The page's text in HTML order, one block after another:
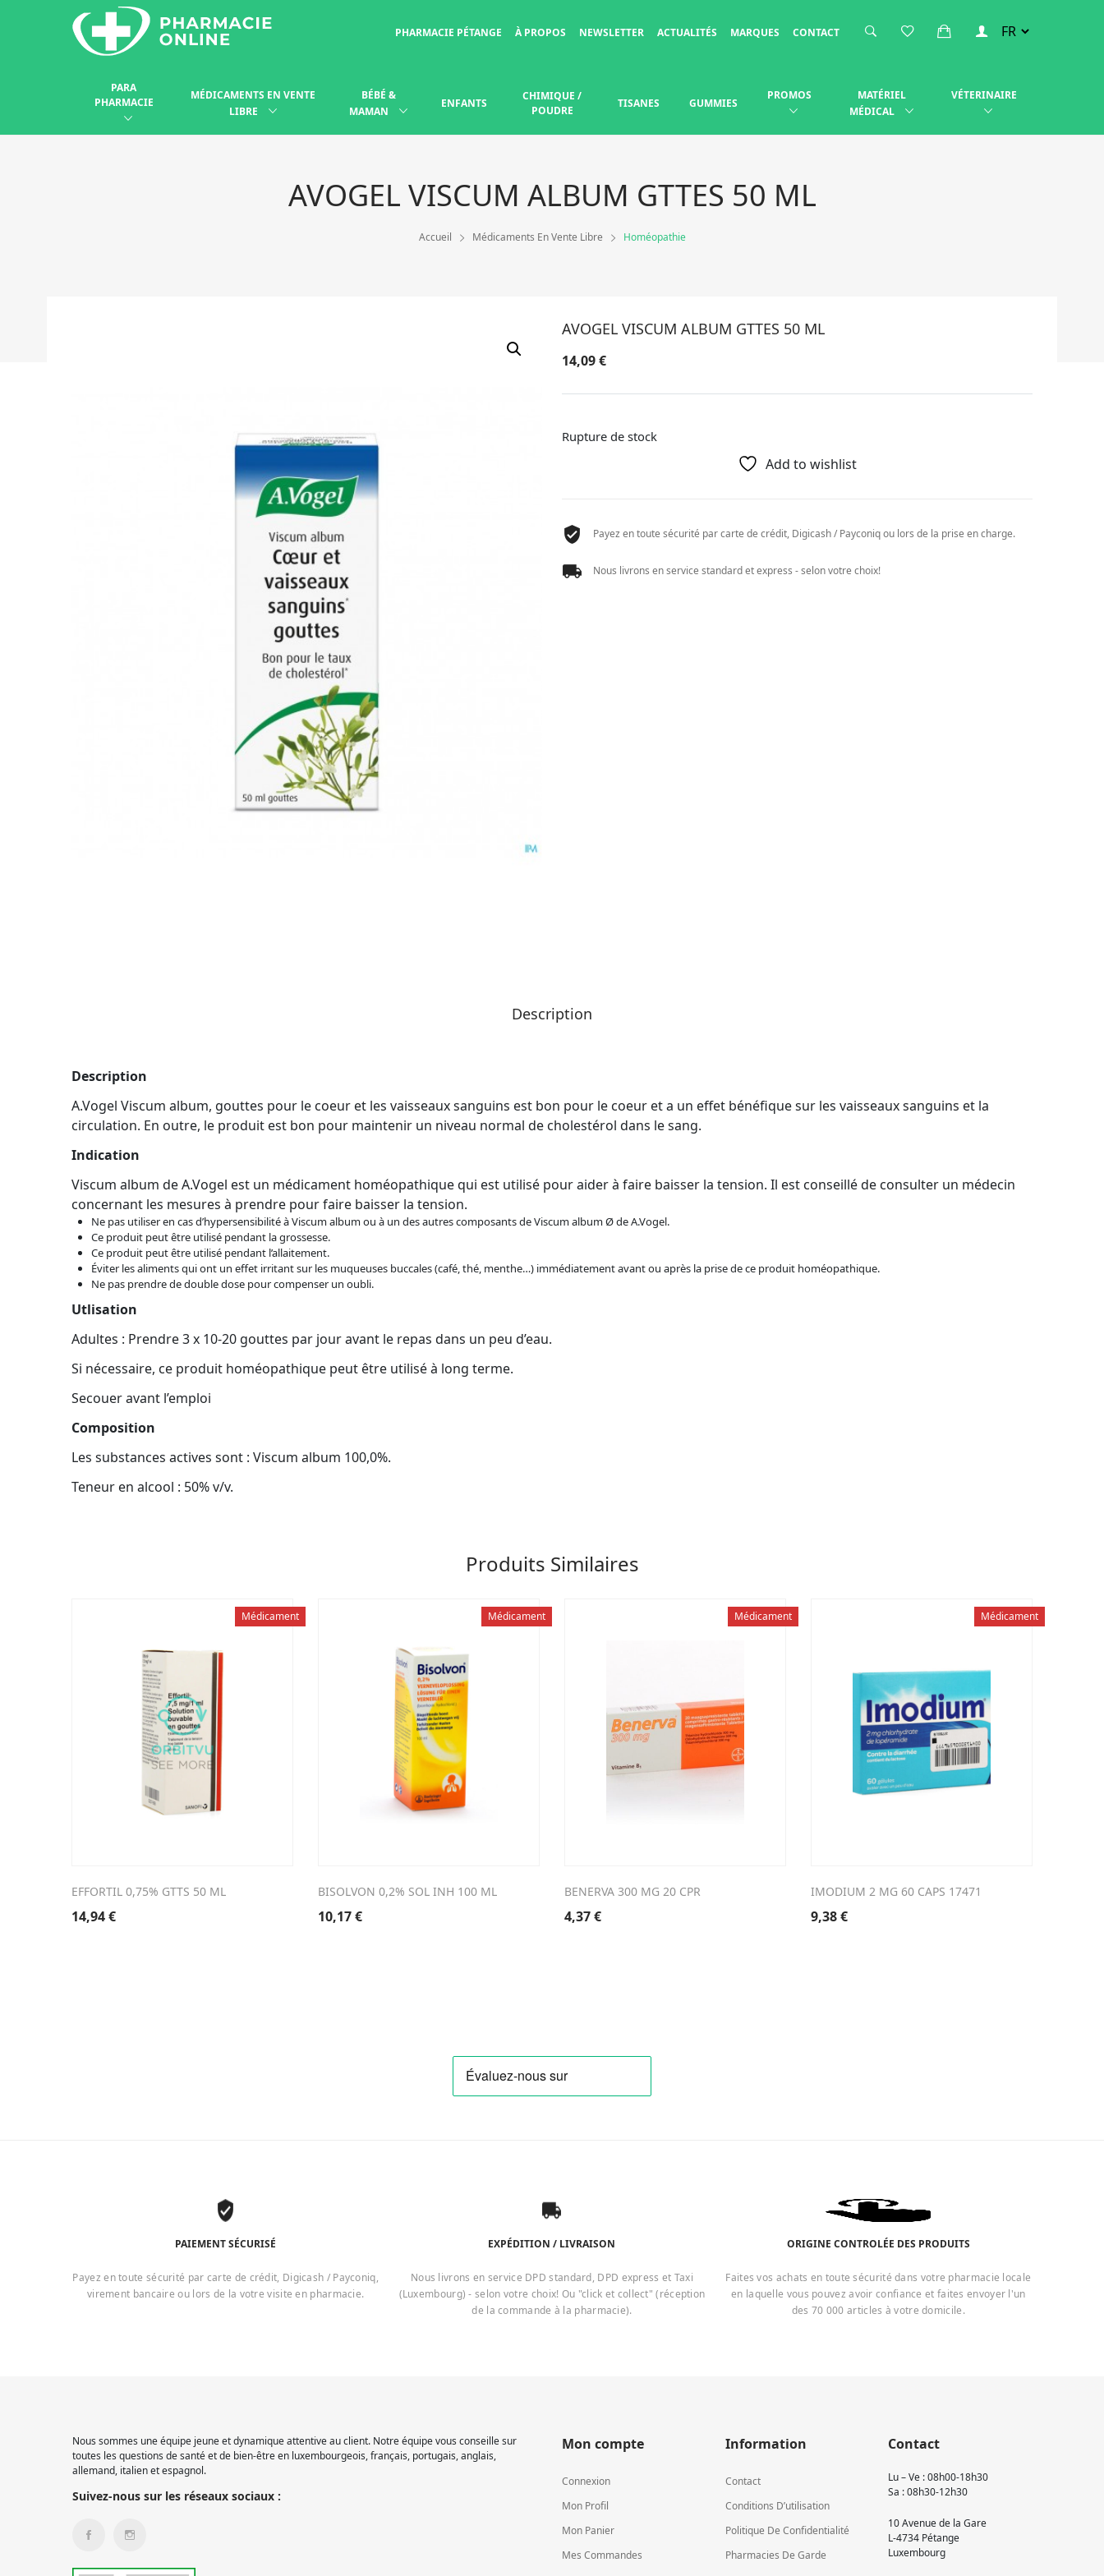
PHARMACIE PÉTANGE À PROPOS NEWSLETTER ACTUALITÉS MARQUES CONTACT
PARA
PHARMACIE
MÉDICAMENTS EN VENTE
LIBRE
BÉBÉ &
MAMAN
ENFANTS
CHIMIQUE /
POUDRE
TISANES GUMMIES
PROMOS
MATÉRIEL
MÉDICAL
VÉTERINAIRE
AVOGEL VISCUM ALBUM GTTES 50 ML
Accueil Médicaments En Vente Libre Homéopathie
AVOGEL VISCUM ALBUM GTTES 50 ML
14,09€
Rupture de stock
Add to wishlist
Payez en toute sécurité par carte de crédit, Digicash / Payconiq ou lors de la prise en charge.
Nous livrons en service standard et express - selon votre choix!
Description
Description
A.Vogel Viscum album, gouttes pour le coeur et les vaisseaux sanguins est bon pour le coeur et a un effet bénéfique sur les vaisseaux sanguins et la
circulation. En outre, le produit est bon pour maintenir un niveau normal de cholestérol dans le sang.
Indication
Viscum album de A.Vogel est un médicament homéopathique qui est utilisé pour aider à faire baisser la tension. Il est conseillé de consulter un médecin
concernant les mesures à prendre pour faire baisser la tension.
Ne pas utiliser en cas d’hypersensibilité à Viscum album ou à un des autres composants de Viscum album Ø de A.Vogel.
Ce produit peut être utilisé pendant la grossesse.
Ce produit peut être utilisé pendant l’allaitement.
Éviter les aliments qui ont un effet irritant sur les muqueuses buccales (café, thé, menthe…) immédiatement avant ou après la prise de ce produit homéopathique.
Ne pas prendre de double dose pour compenser un oubli.
Utlisation
Adultes : Prendre 3 x 10-20 gouttes par jour avant le repas dans un peu d’eau.
Si nécessaire, ce produit homéopathique peut être utilisé à long terme.
Secouer avant l’emploi
Composition
Les substances actives sont : Viscum album 100,0%.
Teneur en alcool : 50% v/v.
Produits Similaires
Médicament
EFFORTIL 0,75% GTTS 50 ML
14,94€
Médicament
BISOLVON 0,2% SOL INH 100 ML
10,17€
Médicament
BENERVA 300 MG 20 CPR
4,37€
Médicament
IMODIUM 2 MG 60 CAPS 17471
9,38€
PAIEMENT SÉCURISÉ
Payez en toute sécurité par carte de crédit, Digicash / Payconiq,
virement bancaire ou lors de la votre visite en pharmacie.
EXPÉDITION / LIVRAISON
Nous livrons en service DPD standard, DPD express et Taxi
(Luxembourg) - selon votre choix! Ou "click et collect" (réception
de la commande à la pharmacie).
ORIGINE CONTROLÉE DES PRODUITS
Faites vos achats en toute sécurité dans votre pharmacie locale
en laquelle vous pouvez avoir confiance et faites envoyer l'un
des 70 000 articles à votre domicile.
Nous sommes une équipe jeune et dynamique attentive au client. Notre équipe vous conseille sur
toutes les questions de santé et de bien-être en luxembourgeois, français, portugais, anglais,
allemand, italien et espagnol.
Suivez-nous sur les réseaux sociaux :
Mon compte
Connexion
Mon Profil
Mon Panier
Mes Commandes
Information
Contact
Conditions D’utilisation
Politique De Confidentialité
Pharmacies De Garde
Contact
Lu – Ve : 08h00-18h30
Sa : 08h30-12h30
10 Avenue de la Gare
L-4734 Pétange
Luxembourg